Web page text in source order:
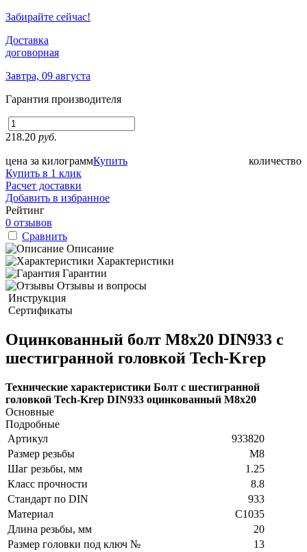
Забирайте сейчас!
Доставка
договорная
Завтра, 09 августа
Гарантия производителя
218.20 руб.
цена за килограмм количество
Купить
Купить в 1 клик
Расчет доставки
Добавить в избранное
Рейтинг
0 отзывов
Сравнить
Описание
Характеристики
Гарантии
Отзывы и вопросы
Инструкция
Сертификаты
Оцинкованный болт М8х20 DIN933 с
шестигранной головкой Tech-Krep
Технические характеристики Болт с шестигранной
головкой Tech-Krep DIN933 оцинкованный М8х20
Основные
Подробные
Артикул
933820
Размер резьбы
М8
Шаг резьбы, мм
1.25
Класс прочности
8.8
Стандарт по DIN
933
Материал
C1035
Длина резьбы, мм
20
Размер головки под ключ №
13